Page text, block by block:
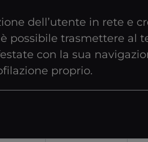
dell’utente in rete e
possibile trasmettere al
con la sua
proprio.